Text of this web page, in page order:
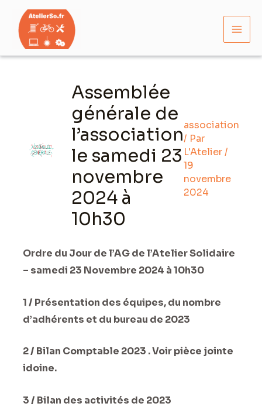
contenu
Assemblée
générale de
l’association
le samedi 23
novembre
2024 à
10h30
association
/ Par
L'Atelier/
19
novembre
2024
Ordre du Jour de l’AG de l’Atelier Solidaire
– samedi 23 Novembre 2024 à 10h30
1 / Présentation des équipes, du nombre
d’adhérents et du bureau de 2023
2 / Bilan Comptable 2023 . Voir pièce jointe
idoine.
3 / Bilan des activités de 2023
Navigation